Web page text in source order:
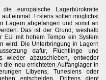
europäische Lagerbürokratie
einmal: Erstens sollen möglichst
Lagern abgefangen und somit an
Das ist der Grund, weshalb
EU mit hohem Tempo ein System
wird. Die Unterbringung in Lagern
dafür, Flüchtlinge und
wieder abzuschieben, entweder
neu errichteten Auffanglager in
Libyens, Tunesiens oder